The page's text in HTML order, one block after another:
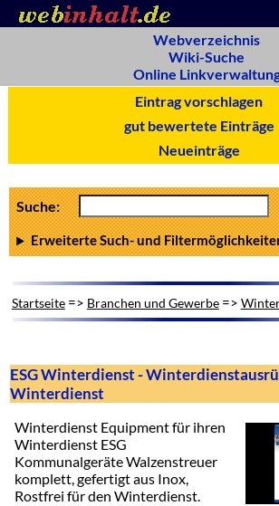
Webverzeichnis
Wiki-Suche
Online
Eintrag vorschlagen
gut bewertete Einträge
Neueinträge
Suche:
Erweiterte Such- und
Startseite=> Branchen und Gewerbe=>
ESG Winterdienst -
Winterdienst
Winterdienst Equipment für ihren
Winterdienst ESG
Kommunalgeräte Walzenstreuer
komplett, gefertigt aus Inox,
Rostfrei für den Winterdienst.